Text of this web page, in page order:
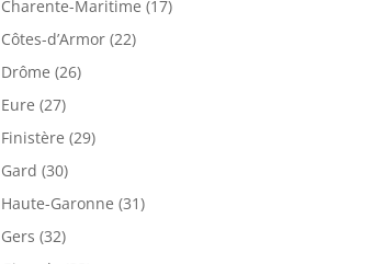
Charente-Maritime (17)
Côtes-d’Armor (22)
Drôme (26)
Eure (27)
Finistère (29)
Gard (30)
Haute-Garonne (31)
Gers (32)